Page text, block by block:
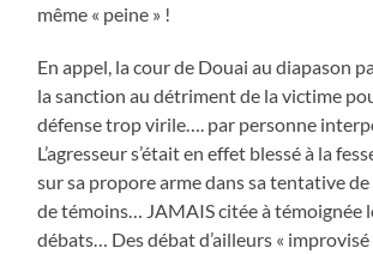
même « peine » !
En appel, la cour de Douai au diapason
la sanction au détriment de la victime
défense trop virile…. par personne
L’agresseur s’était en effet blessé à la
sur sa propore arme dans sa tentative
de témoins… JAMAIS citée à témoignée
débats… Des débat d’ailleurs « improvisé